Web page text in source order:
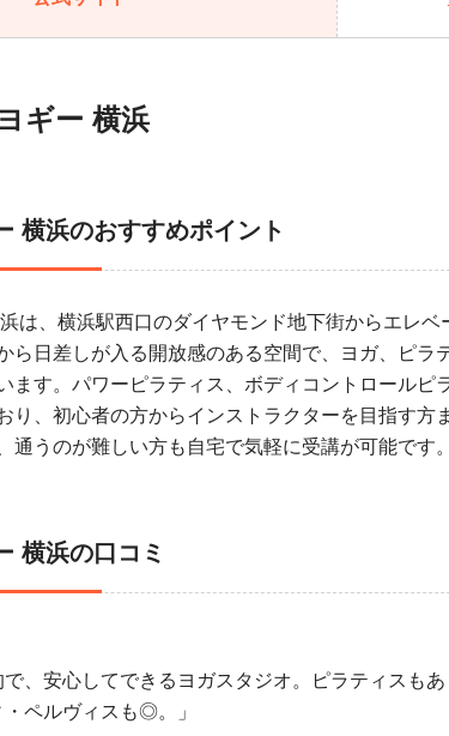
ギー 横浜
横浜のおすすめポイント
は、横浜駅西口のダイヤモンド地下街からエレ
ら日差しが入る開放感のある空間で、ヨガ、ピ
ます。パワーピラティス、ボディコントロール
り、初心者の方からインストラクターを目指す
通うのが難しい方も自宅で気軽に受講が可能です。
横浜の口コミ
で、安心してできるヨガスタジオ。ピラティスも
ペルヴィスも◎。」